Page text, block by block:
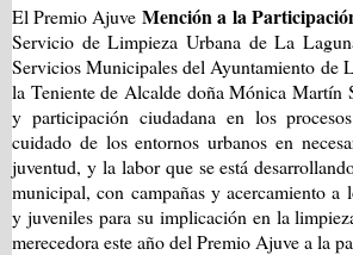
El Premio Ajuve Mención a la
Servicio de Limpieza Urbana de La
Servicios Municipales del Ayuntamiento de
la Teniente de Alcalde doña Mónica Martín
y participación ciudadana en los
cuidado de los entornos urbanos en
juventud, y la labor que se está
municipal, con campañas y acercamiento a
y juveniles para su implicación en la
merecedora este año del Premio Ajuve a la